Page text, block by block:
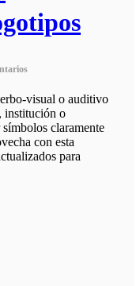
visual o auditivo
institución o
claramente
con esta
para